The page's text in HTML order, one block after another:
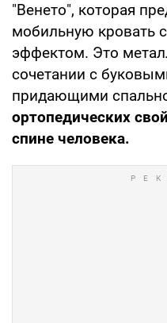
"Венето", которая
мобильную кровать
эффектом. Это
сочетании с
придающими
ортопедических
спине человека.